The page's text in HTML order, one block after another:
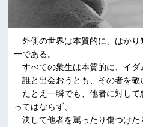
外側の世界は本質的に、はか
一である。
すべての衆生は本質的に、イダ
誰と出会おうとも、その者を敬
たとえ一瞬でも、他者に対して
ってはならず、
決して他者を罵ったり傷つけた